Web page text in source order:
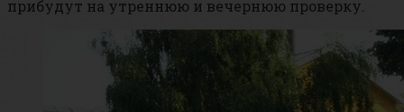
прибудут на утреннюю и вечернюю проверку.